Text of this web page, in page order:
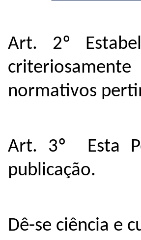
Art. 2º
normativos
Art. 3º Esta
publicação.
Dê-se ciência e